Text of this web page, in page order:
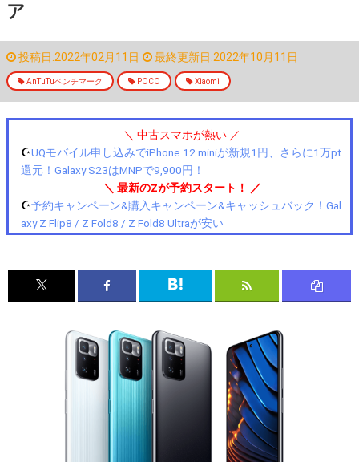
ア
投稿日:2022年02月11日 最終更新日:2022年10月11日
AnTuTuベンチマーク POCO Xiaomi
＼ 中古スマホが熱い ／
☪️UQモバイル申し込みでiPhone 12 miniが新規1円、さらに1万pt
還元！Galaxy S23はMNPで9,900円！
＼ 最新のZが予約スタート！ ／
☪️予約キャンペーン&購入キャンペーン&キャッシュバック！Gal
axy Z Flip8 / Z Fold8 / Z Fold8 Ultraが安い